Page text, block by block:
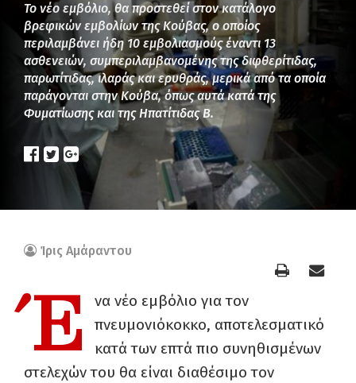
Το νέο εμβόλιο, θα προστεθεί στον κατάλογο
βρεφικών εμβολίων της Κούβας, ο οποίος
περιλαμβάνει ήδη 10 εμβολιασμούς έναντι 13
ασθενειών, συμπεριλαμβανομένης της διφθερίτιδας,
παρωτίτιδας, ιλαράς και ερυθράς, μερικά από τα οποία
παράγονται στην Κούβα, όπως αυτά κατά της
Φυματίωσης και της Ηπατίτιδας Β.
Ίρις Αμάραντου
Έ
να νέο εμβόλιο για τον
πνευμονιόκοκκο, αποτελεσματικό
κατά των επτά πιο συνηθισμένων
στελεχών του θα είναι διαθέσιμο τον